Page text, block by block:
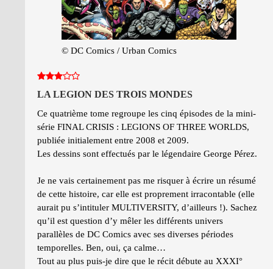
© DC Comics / Urban Comics
LA LEGION DES TROIS MONDES
Ce quatrième tome regroupe les cinq épisodes de la mini-
série FINAL CRISIS : LEGIONS OF THREE WORLDS,
publiée initialement entre 2008 et 2009.
Les dessins sont effectués par le légendaire George Pérez.
Je ne vais certainement pas me risquer à écrire un résumé
de cette histoire, car elle est proprement irracontable (elle
aurait pu s’intituler MULTIVERSITY, d’ailleurs !). Sachez
qu’il est question d’y mêler les différents univers
parallèles de DC Comics avec ses diverses périodes
temporelles. Ben, oui, ça calme…
Tout au plus puis-je dire que le récit débute au XXXI°